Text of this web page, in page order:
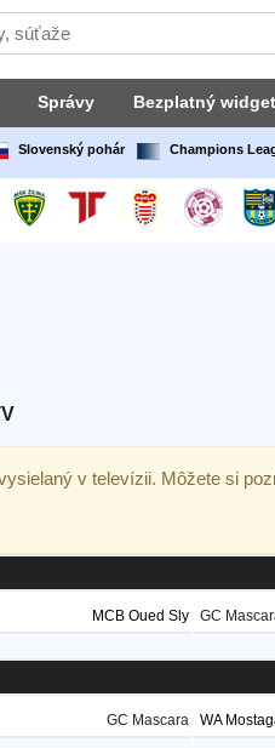
Správy Bezplatný widget
Slovenský pohár Champions
v televízii. Môžete si
MCB Oued Sly GC
GC Mascara WA